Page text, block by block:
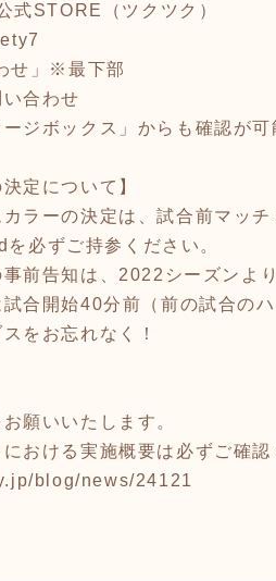
式STORE（ツクツク）
せ」※最下部
合わせ
ジボックス」からも確認が可
定について】
ラーの決定は、試合前マッチ
必ずご持参ください。
前告知は、2022シーズンより
合開始40分前（前の試合の
をお忘れなく！
願いいたします。
おける実施概要は必ずご確認
blog/news/24121